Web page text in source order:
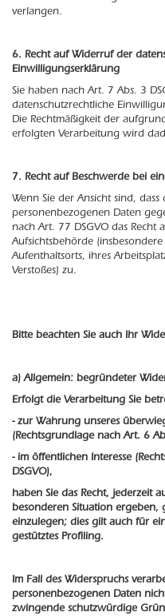
verlangen.
6. Recht auf Widerruf der
Einwilligungserklärung
Sie haben nach Art. 7 Abs. 3
datenschutzrechtliche
Die Rechtmäßigkeit der
erfolgten Verarbeitung wird
7. Recht auf Beschwerde bei
Wenn Sie der Ansicht sind,
personenbezogenen Daten
nach Art. 77 DSGVO das Recht
Aufsichtsbehörde
Aufenthaltsorts, ihres
Verstoßes) zu.
Bitte beachten Sie auch Ihr
a) Allgemein: begründeter
Erfolgt die Verarbeitung Sie
- zur Wahrung unseres
(Rechtsgrundlage nach Art. 6
- im öffentlichen Interesse
DSGVO),
haben Sie das Recht, jederzeit
besonderen Situation ergeben,
einzulegen; dies gilt auch für
gestütztes Profiling.
Im Fall des Widerspruchs
personenbezogenen Daten
zwingende schutzwürdige